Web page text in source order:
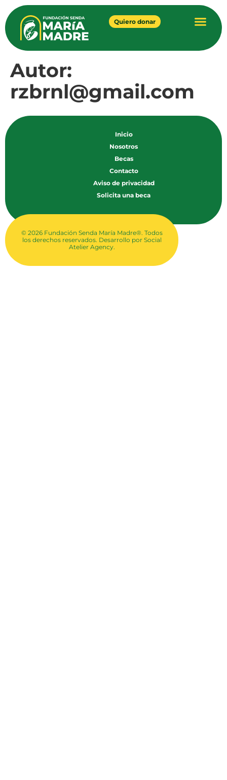
Quiero donar
Autor:
rzbrnl@gmail.com
Inicio
Nosotros
Becas
Contacto
Aviso de privacidad
Solicita una beca
© 2026 Fundación Senda María Madre®. Todos
los derechos reservados. Desarrollo por Social
Atelier Agency.